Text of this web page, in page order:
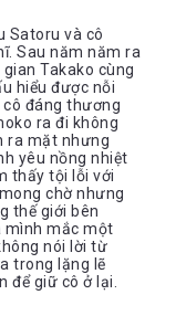
Satoru và cô
Sau năm năm ra
Takako cùng
hiểu được nỗi
cô đáng thương
ra đi không
ra mặt nhưng
yêu nồng nhiệt
thấy tội lỗi với
chờ nhưng
thế giới bên
mình mắc một
nói lời từ
trong lặng lẽ
để giữ cô ở lại.